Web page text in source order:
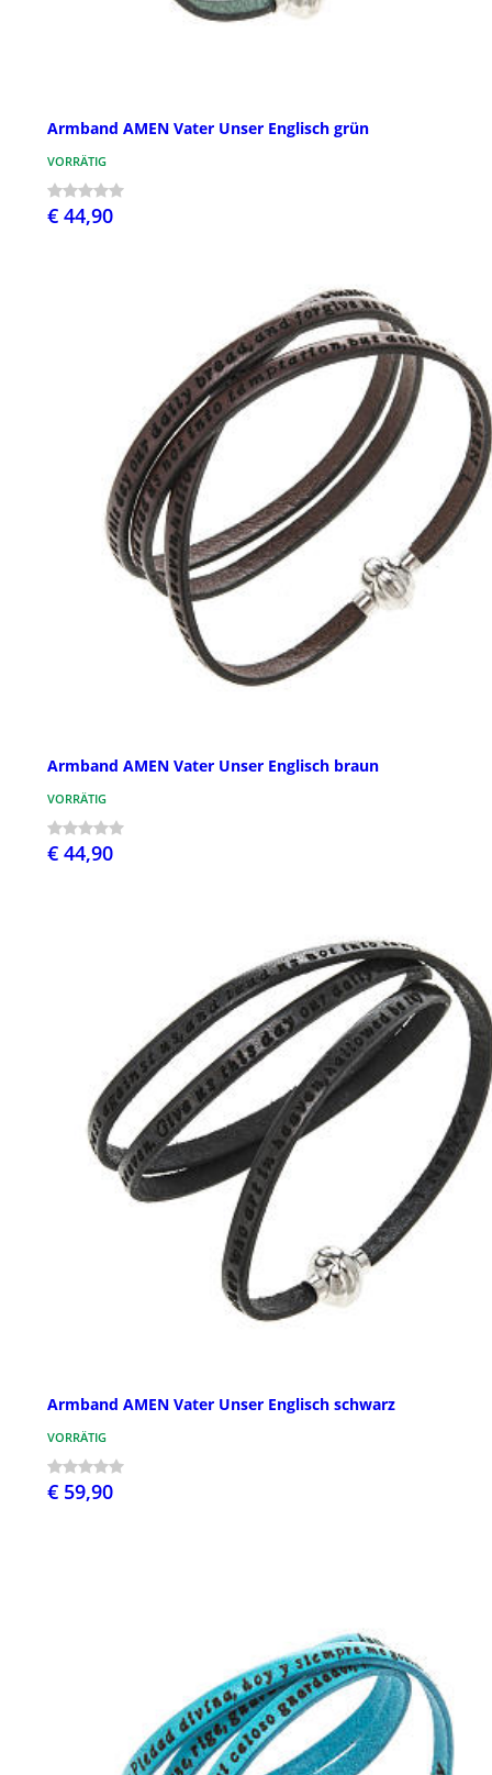
Armband AMEN Vater Unser Englisch grün
VORRÄTIG
€ 44,90
Armband AMEN Vater Unser Englisch braun
VORRÄTIG
€ 44,90
Armband AMEN Vater Unser Englisch schwarz
VORRÄTIG
€ 59,90